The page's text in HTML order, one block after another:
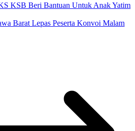
KSB Beri Bantuan Untuk Anak Yatim
Barat Lepas Peserta Konvoi Malam